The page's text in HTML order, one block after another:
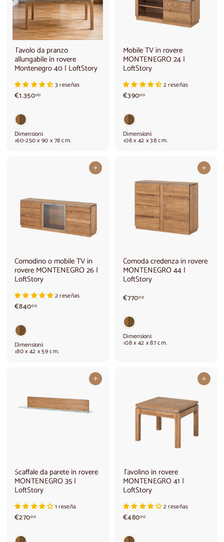
Tavolo da pranzo
allungabile in rovere
Montenegro 40 | LoftStory
3 reseñas
€1.35000€
5
0
Dimensioni:
160-250 x 90 x 78 cm.
Mobile TV in rovere
MONTENEGRO 24 |
LoftStory
2 reseñas
€39000€
,
0
Dimensioni:
108 x 42 x 38 cm.
Aggiungi al carrello
Comodino o mobile TV in
rovere MONTENEGRO 26 |
LoftStory
2 reseñas
€84000€
,
0
Dimensioni:
180 x 42 x 59 cm.
Aggiungi al carrello
Comoda credenza in rovere
MONTENEGRO 44 |
LoftStory
€77000€
,
0
Dimensioni:
108 x 42 x 87 cm.
Aggiungi al carrello
Scaffale da parete in rovere
MONTENEGRO 35 |
LoftStory
1 reseña
€27000€
Aggiungi al carrello
Tavolino in rovere
MONTENEGRO 41 |
LoftStory
2 reseñas
€48000€